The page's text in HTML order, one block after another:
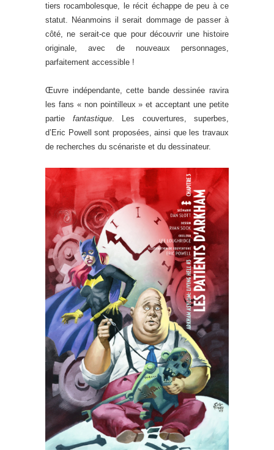
tiers rocambolesque, le récit échappe de peu à ce
statut. Néanmoins il serait dommage de passer à
côté, ne serait-ce que pour découvrir une histoire
originale, avec de nouveaux personnages,
parfaitement accessible !
Œuvre indépendante, cette bande dessinée ravira
les fans « non pointilleux » et acceptant une petite
partie fantastique. Les couvertures, superbes,
d’Eric Powell sont proposées, ainsi que les travaux
de recherches du scénariste et du dessinateur.